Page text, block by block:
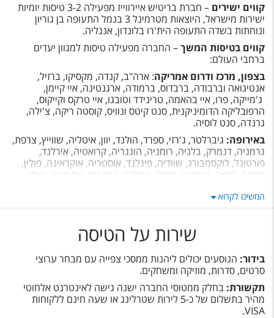
קווים ישירים
– חברת בריטיש איירווייז מפעילה 3-2 טיסות יומיות
ישירות מישראל, היוצאות מטרמינל 3 בנמל התעופה בן גוריון
ונוחתות בשדה התעופה הית'רו בלונדון, אנגליה.
קווים בטיסות המשך– החברה מפעילה טיסות למגוון יעדים
ברחבי העולם:
בצפון, מרכז ודרום אמריקה: ארה"ב, קנדה, מקסיקו, ברזיל,
אנטיגואה וברבודה, ברבדוס, ברמודה, ארגנטינה, איי קיימן,
ג'מייקה, פרו, איי בהאמה, טרינידד וטובגו, איי טרקס וקייקוס,
הרפובליקה הדומיניקנית, סנט קיטס ונוויס, קוסטה ריקה, צ'ילה,
גרנדה, סנט לוסיה.
באירופה: גיברלטר, ג'רזי, ספרד, הולנד, יוון, איטליה, שווייץ, צרפת,
גרמניה, דנמרק, בלגיה, רומניה, הונגריה, קרואטיה, אירלנד,
פורטוגל, לוקסמבורג, שוודיה, פינלנד, אוסטריה, אוקראינה, פולין,
מלטה, רוסיה, נורווגיה, צ'כיה, איסלנד, בולגריה, אסטוניה, פולין.
באפריקה:ניגריה, גאנה, דרום אפריקה, סיישל, מאוריציוס, קניה.
ישראל, איחוד האמירויות הערביות, אלג'יריה, ירדן,
קפריסין, מרוקו, עומאן, איראן, אלבניה, טוניסיה.
באוסטרליה:סידני.
המשיכו לקרוא
שירות על הטיסה
בידור: הנוסעים יכולים ליהנות ממסכי צפייה עם מבחר ערוצי
סרטים, סדרות, מוזיקה ומשחקים.
תקשורת: בחלק ממטוסי החברה ישנה גישה לאינטרנט אלחוטי
מהיר בתשלום של כ-5 לירות שטרלינג או שעה חינם ללקוחות
VISA.